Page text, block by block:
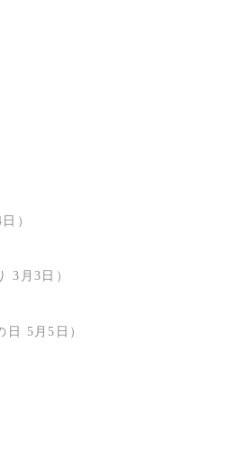
）
3月3日）
日 5月5日）